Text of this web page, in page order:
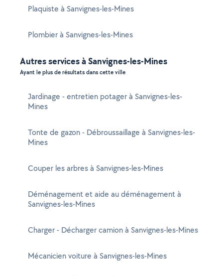
Plaquiste à Sanvignes-les-Mines
Plombier à Sanvignes-les-Mines
Autres services à Sanvignes-les-Mines
Ayant le plus de résultats dans cette ville
Jardinage - entretien potager à Sanvignes-les-
Mines
Tonte de gazon - Débroussaillage à Sanvignes-les-
Mines
Couper les arbres à Sanvignes-les-Mines
Déménagement et aide au déménagement à
Sanvignes-les-Mines
Charger - Décharger camion à Sanvignes-les-Mines
Mécanicien voiture à Sanvignes-les-Mines